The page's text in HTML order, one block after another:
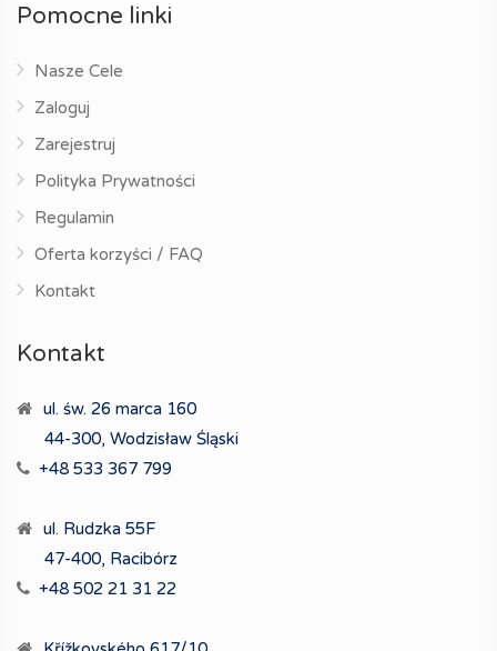
Pomocne linki
Nasze Cele
Zaloguj
Zarejestruj
Polityka Prywatności
Regulamin
Oferta korzyści / FAQ
Kontakt
Kontakt
ul. św. 26 marca 160
44-300, Wodzisław Śląski
+48 533 367 799
ul. Rudzka 55F
47-400, Racibórz
+48 502 21 31 22